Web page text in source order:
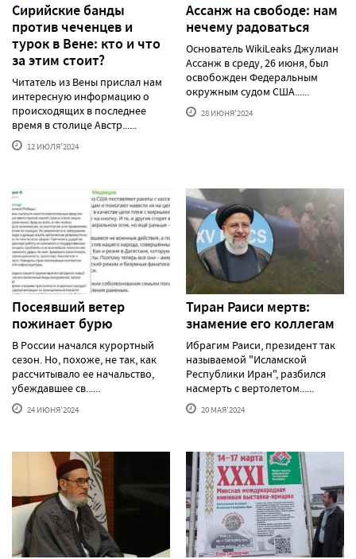
Сирийские банды
против чеченцев и
турок в Вене: кто и что
за этим стоит?
Читатель из Вены прислал нам
интересную информацию о
происходящих в последнее
время в столице Австр......
12 ИЮЛЯ'2024
Ассанж на свободе: нам
нечему радоваться
Основатель WikiLeaks Джулиан
Ассанж в среду, 26 июня, был
освобожден Федеральным
окружным судом США......
28 ИЮНЯ'2024
Посеявший ветер
пожинает бурю
В России начался курортный
сезон. Но, похоже, не так, как
рассчитывало ее начальство,
убеждавшее св......
24 ИЮНЯ'2024
Тиран Раиси мертв:
знамение его коллегам
Ибрагим Раиси, президент так
называемой "Исламской
Республики Иран", разбился
насмерть с вертолетом......
20 МАЯ'2024